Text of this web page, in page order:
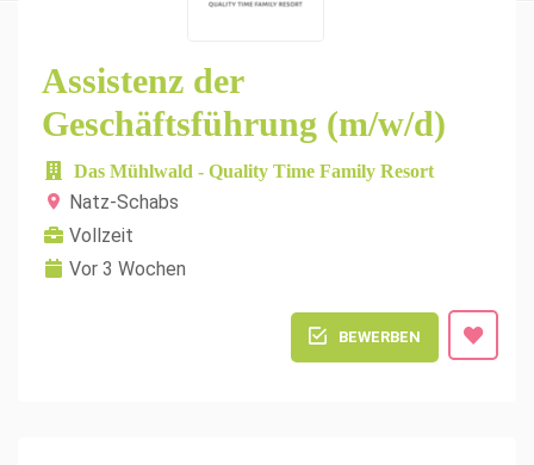
Assistenz der
Geschäftsführung (m/w/d)
Das Mühlwald - Quality Time Family Resort
Natz-Schabs
Vollzeit
Vor 3 Wochen
BEWERBEN